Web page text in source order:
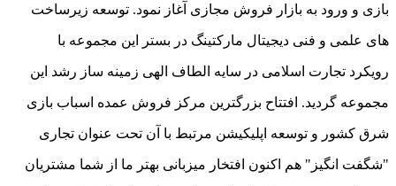
بازی و ورود به بازار فروش مجازی آغاز نمود. توسعه زیرساخت
های علمی و فنی دیجیتال مارکتینگ در بستر این مجموعه با
رویکرد تجارت اسلامی در سایه الطاف الهی زمینه ساز رشد این
مجموعه گردید. افتتاح بزرگترین مرکز فروش عمده اسباب بازی
شرق کشور و توسعه اپلیکیشن مرتبط با آن تحت عنوان تجاری
"شگفت انگیز" هم اکنون افتخار میزبانی بهتر ما از شما مشتریان